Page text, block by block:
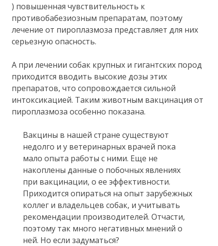
) повышенная чувствительность к
противобабезиозным препаратам, поэтому
лечение от пироплазмоза представляет для них
серьезную опасность.
А при лечении собак крупных и гигантских пород
приходится вводить высокие дозы этих
препаратов, что сопровождается сильной
интоксикацией. Таким животным вакцинация от
пироплазмоза особенно показана.
Вакцины в нашей стране существуют
недолго и у ветеринарных врачей пока
мало опыта работы с ними. Еще не
накоплены данные о побочных явлениях
при вакцинации, о ее эффективности.
Приходится опираться на опыт зарубежных
коллег и владельцев собак, и учитывать
рекомендации производителей. Отчасти,
поэтому так много негативных мнений о
ней. Но если задуматься?